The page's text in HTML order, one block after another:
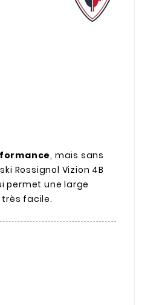
, mais sans
Rossignol Vizion 4B
permet une large
facile.